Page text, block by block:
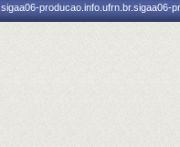
producao.info.ufrn.br.sigaa06-